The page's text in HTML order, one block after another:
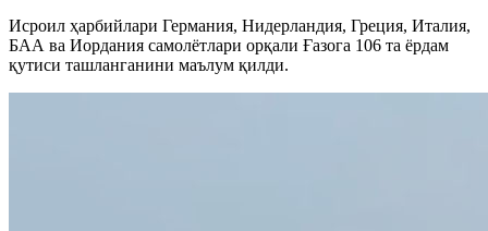
Исроил ҳарбийлари Германия, Нидерландия, Греция, Италия,
БАА ва Иордания самолётлари орқали Ғазога 106 та ёрдам
қутиси ташланганини маълум қилди.